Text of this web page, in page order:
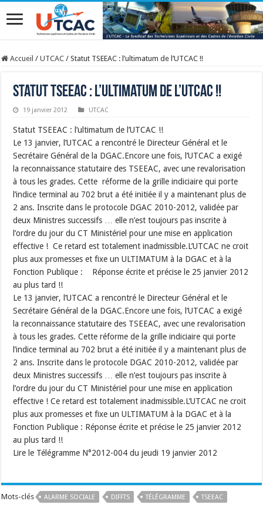
Accueil / UTCAC / Statut TSEEAC : l’ultimatum de l’UTCAC !!
Statut TSEEAC : l’ultimatum de l’UTCAC !!
19 janvier 2012 UTCAC
Statut TSEEAC : l’ultimatum de l’UTCAC !!
Le 13 janvier, l’UTCAC a rencontré le Directeur Général et le
Secrétaire Général de la DGAC.Encore une fois, l’UTCAC a exigé
la reconnaissance statutaire des TSEEAC, avec une revalorisation
à tous les grades. Cette réforme de la grille indiciaire qui porte
l’indice terminal au 702 brut a été initiée il y a maintenant plus de
2 ans. Inscrite dans le protocole DGAC 2010-2012, validée par
deux Ministres successifs … elle n’est toujours pas inscrite à
l’ordre du jour du CT Ministériel pour une mise en application
effective ! Ce retard est totalement inadmissible.L’UTCAC ne croit
plus aux promesses et fixe un ULTIMATUM à la DGAC et à la
Fonction Publique : Réponse écrite et précise le 25 janvier 2012
au plus tard !!
Le 13 janvier, l’UTCAC a rencontré le Directeur Général et le
Secrétaire Général de la DGAC.Encore une fois, l’UTCAC a exigé
la reconnaissance statutaire des TSEEAC, avec une revalorisation
à tous les grades. Cette réforme de la grille indiciaire qui porte
l’indice terminal au 702 brut a été initiée il y a maintenant plus de
2 ans. Inscrite dans le protocole DGAC 2010-2012, validée par
deux Ministres successifs … elle n’est toujours pas inscrite à
l’ordre du jour du CT Ministériel pour une mise en application
effective ! Ce retard est totalement inadmissible.L’UTCAC ne croit
plus aux promesses et fixe un ULTIMATUM à la DGAC et à la
Fonction Publique : Réponse écrite et précise le 25 janvier 2012
au plus tard !!
Lire le Télégramme N°2012-004 du jeudi 19 janvier 2012
Mots-clés ALARME SOCIALE DIFFTS TÉLÉGRAMME TSEEAC